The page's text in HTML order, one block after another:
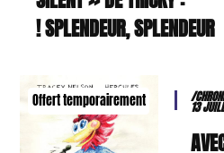
SPLENDEUR, SPLENDEUR !
Offert temporairement /
13